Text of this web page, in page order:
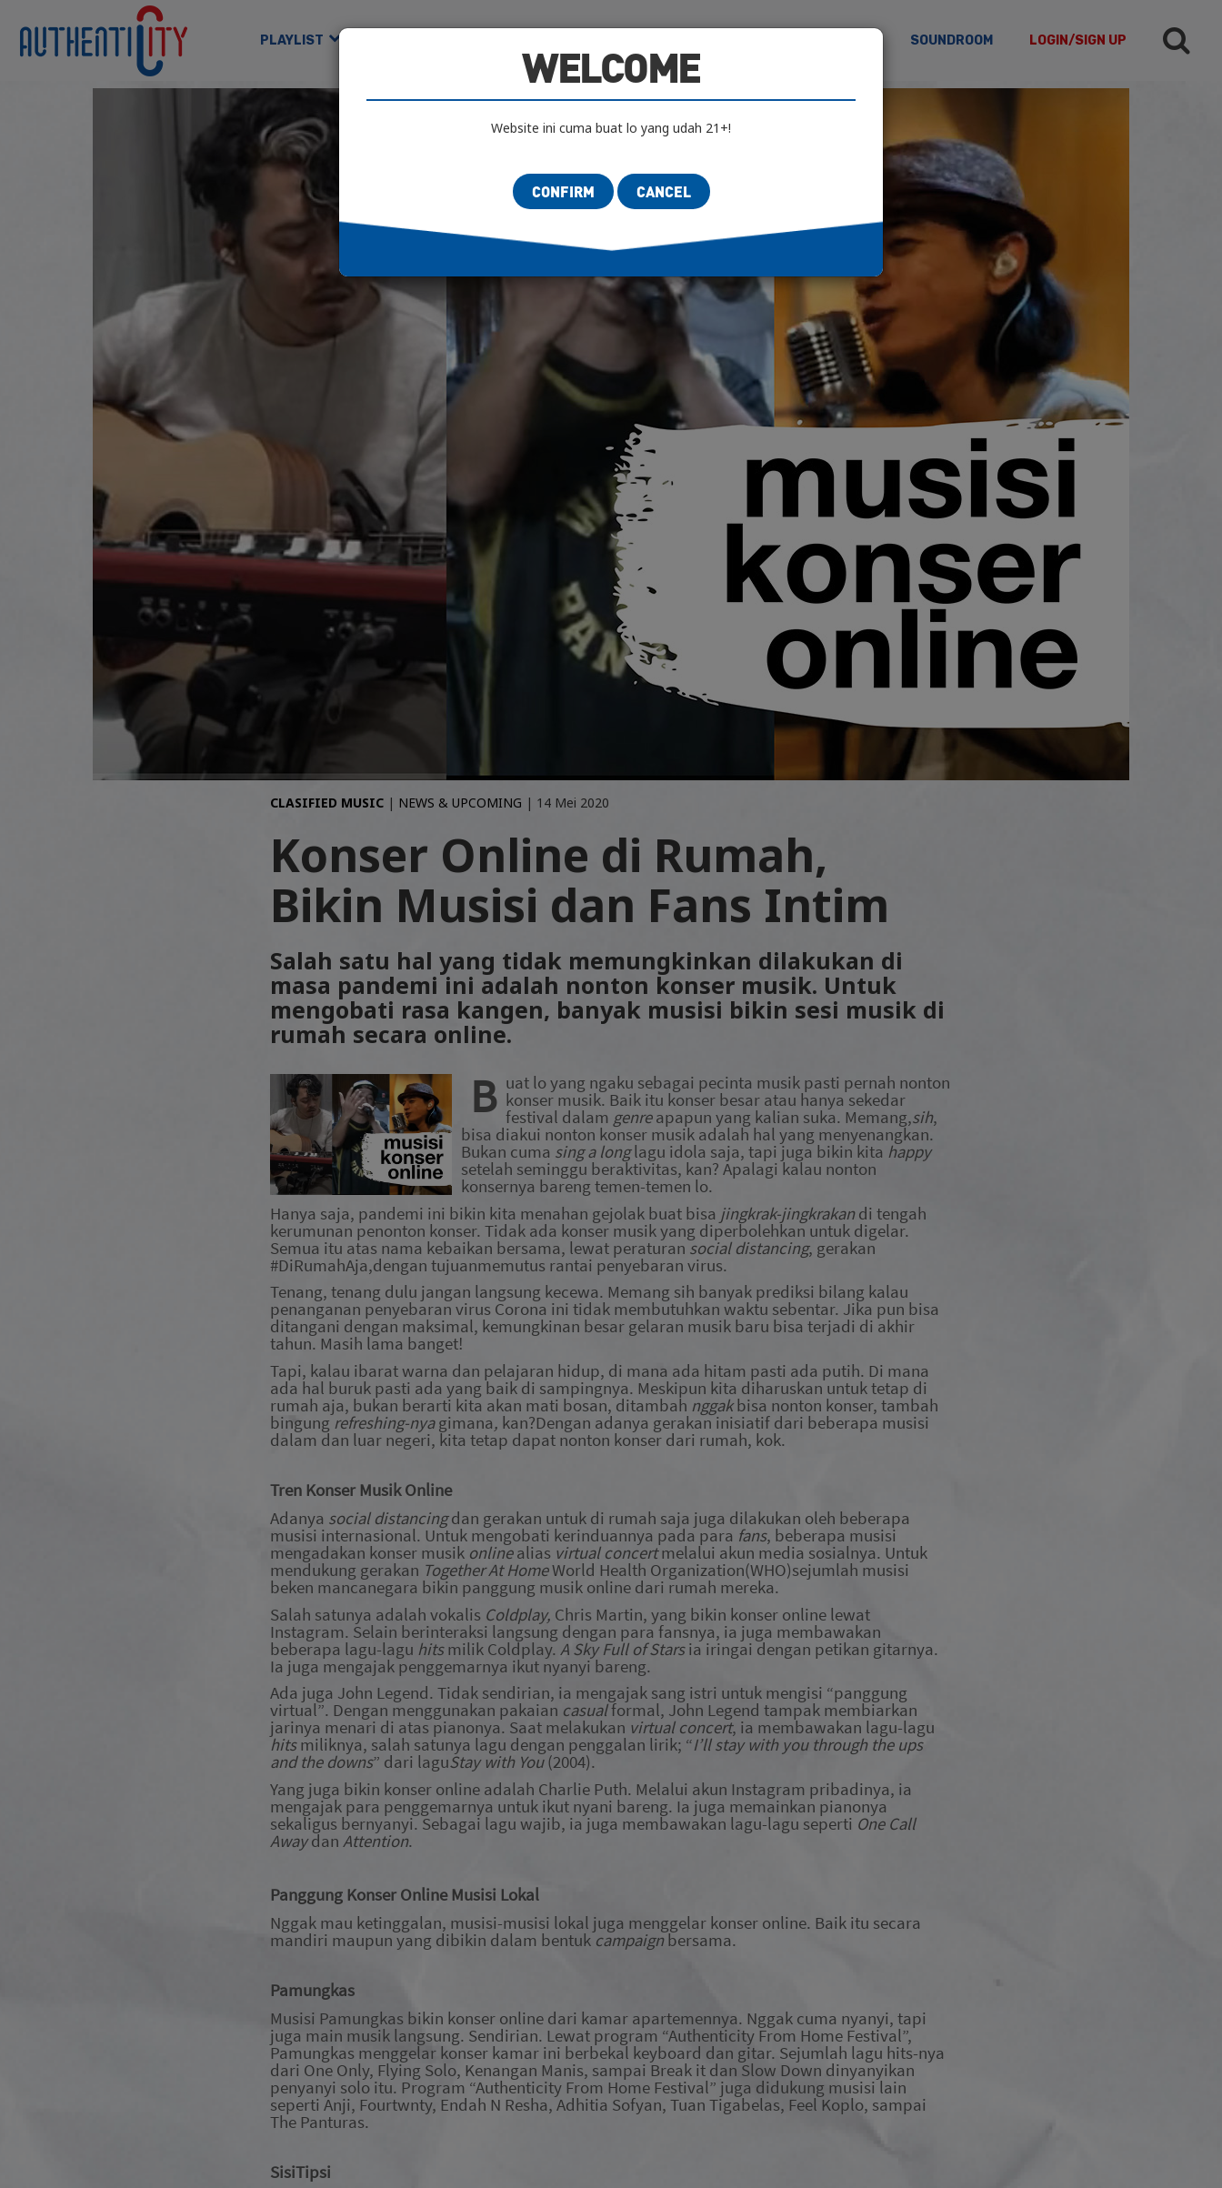
PLAYLIST SOUNDROOM LOGIN/SIGN UP
CLASIFIED MUSIC | NEWS & UPCOMING | 14 Mei 2020
Konser Online di Rumah,
Bikin Musisi dan Fans Intim
Salah satu hal yang tidak memungkinkan dilakukan di
masa pandemi ini adalah nonton konser musik. Untuk
mengobati rasa kangen, banyak musisi bikin sesi musik di
rumah secara online.
B uat lo yang ngaku sebagai pecinta musik pasti pernah nonton
konser musik. Baik itu konser besar atau hanya sekedar
festival dalam genreapapun yang kalian suka. Memang,sih,
bisa diakui nonton konser musik adalah hal yang menyenangkan.
Bukan cuma sing a longlagu idola saja, tapi juga bikin kita happy
setelah seminggu beraktivitas, kan? Apalagi kalau nonton
konsernya bareng temen-temen lo.
Hanya saja, pandemi ini bikin kita menahan gejolak buat bisa jingkrak-jingkrakandi tengah
kerumunan penonton konser. Tidak ada konser musik yang diperbolehkan untuk digelar.
Semua itu atas nama kebaikan bersama, lewat peraturan social distancing, gerakan
#DiRumahAja,dengan tujuanmemutus rantai penyebaran virus.
Tenang, tenang dulu jangan langsung kecewa. Memang sih banyak prediksi bilang kalau
penanganan penyebaran virus Corona ini tidak membutuhkan waktu sebentar. Jika pun bisa
ditangani dengan maksimal, kemungkinan besar gelaran musik baru bisa terjadi di akhir
tahun. Masih lama banget!
Tapi, kalau ibarat warna dan pelajaran hidup, di mana ada hitam pasti ada putih. Di mana
ada hal buruk pasti ada yang baik di sampingnya. Meskipun kita diharuskan untuk tetap di
rumah aja, bukan berarti kita akan mati bosan, ditambah nggakbisa nonton konser, tambah
bingung refreshing-nyagimana, kan?Dengan adanya gerakan inisiatif dari beberapa musisi
dalam dan luar negeri, kita tetap dapat nonton konser dari rumah, kok.
Tren Konser Musik Online
Adanya social distancingdan gerakan untuk di rumah saja juga dilakukan oleh beberapa
musisi internasional. Untuk mengobati kerinduannya pada para fans, beberapa musisi
mengadakan konser musik onlinealias virtual concertmelalui akun media sosialnya. Untuk
mendukung gerakan Together At HomeWorld Health Organization(WHO)sejumlah musisi
beken mancanegara bikin panggung musik online dari rumah mereka.
Salah satunya adalah vokalis Coldplay, Chris Martin, yang bikin konser online lewat
Instagram. Selain berinteraksi langsung dengan para fansnya, ia juga membawakan
beberapa lagu-lagu hits milik Coldplay. A Sky Full of Starsia iringai dengan petikan gitarnya.
Ia juga mengajak penggemarnya ikut nyanyi bareng.
Ada juga John Legend. Tidak sendirian, ia mengajak sang istri untuk mengisi “panggung
virtual”. Dengan menggunakan pakaian casualformal, John Legend tampak membiarkan
jarinya menari di atas pianonya. Saat melakukan virtual concert, ia membawakan lagu-lagu
hitsmiliknya, salah satunya lagu dengan penggalan lirik; “I’ll stay with you through the ups
and the downs” dari laguStay with You(2004).
Yang juga bikin konser online adalah Charlie Puth. Melalui akun Instagram pribadinya, ia
mengajak para penggemarnya untuk ikut nyani bareng. Ia juga memainkan pianonya
sekaligus bernyanyi. Sebagai lagu wajib, ia juga membawakan lagu-lagu seperti One Call
Awaydan Attention.
Panggung Konser Online Musisi Lokal
Nggak mau ketinggalan, musisi-musisi lokal juga menggelar konser online. Baik itu secara
mandiri maupun yang dibikin dalam bentuk campaignbersama.
Pamungkas
Musisi Pamungkas bikin konser online dari kamar apartemennya. Nggak cuma nyanyi, tapi
juga main musik langsung. Sendirian. Lewat program “Authenticity From Home Festival”,
Pamungkas menggelar konser kamar ini berbekal keyboard dan gitar. Sejumlah lagu hits-nya
dari One Only, Flying Solo, Kenangan Manis, sampai Break it dan Slow Down dinyanyikan
penyanyi solo itu. Program “Authenticity From Home Festival” juga didukung musisi lain
seperti Anji, Fourtwnty, Endah N Resha, Adhitia Sofyan, Tuan Tigabelas, Feel Koplo, sampai
The Panturas.
SisiTipsi
WELCOME
Website ini cuma buat lo yang udah 21+!
CONFIRM CANCEL